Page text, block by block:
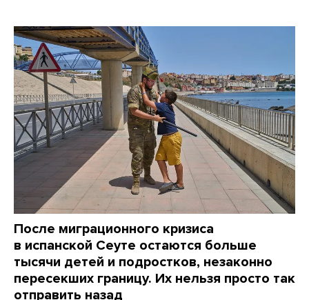
После миграционного кризиса
в испанской Сеуте остаются больше
тысячи детей и подростков, незаконно
пересекших границу. Их нельзя просто так
отправить назад